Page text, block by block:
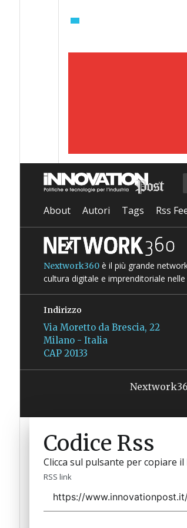
About Autori Tags Rss
Nextwork360è il più grande
cultura digitale e imprenditoriale
Indirizzo
Via Moretto da Brescia, 22
Milano - Italia
CAP 20133
Codice Rss
Clicca sul pulsante per copiare
RSS link